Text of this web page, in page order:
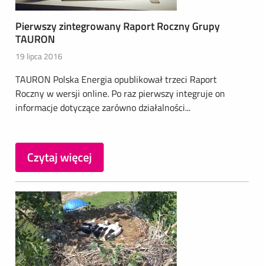
Pierwszy zintegrowany Raport Roczny Grupy
TAURON
19 lipca 2016
TAURON Polska Energia opublikował trzeci Raport
Roczny w wersji online. Po raz pierwszy integruje on
informacje dotyczące zarówno działalności...
Czytaj więcej